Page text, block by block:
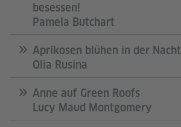
besessen!
Pamela Butchart
Aprikosen blühen in der Nacht
Olia Rusina
Anne auf Green Roofs
Lucy Maud Montgomery